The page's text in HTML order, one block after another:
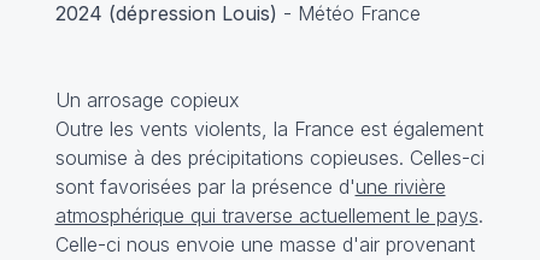
2024 (dépression Louis) - Météo France
Un arrosage copieux
Outre les vents violents, la France est également
soumise à des précipitations copieuses. Celles-ci
sont favorisées par la présence d'une rivière
atmosphérique qui traverse actuellement le pays.
Celle-ci nous envoie une masse d'air provenant